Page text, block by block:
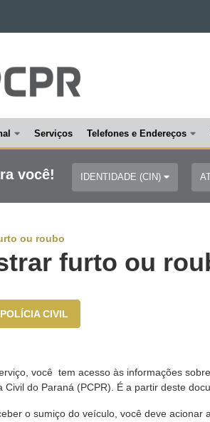
Serviços Telefones e Endereços
você! IDENTIDADE (CIN)
ou roubo
furto ou
CIVIL
você tem acesso às informações
Civil do Paraná (PCPR). É a partir deste
o sumiço do veículo, você deve acionar a